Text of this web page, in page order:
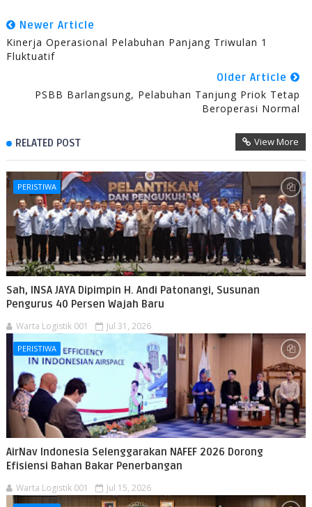
Newer Article
Kinerja Operasional Pelabuhan Panjang Triwulan 1
Fluktuatif
Older Article
PSBB Barlangsung, Pelabuhan Tanjung Priok Tetap
Beroperasi Normal
RELATED POST View More
PERISTIWA
Sah, INSA JAYA Dipimpin H. Andi Patonangi, Susunan
Pengurus 40 Persen Wajah Baru
Warta Logistik 001 Jul 31, 2026
PERISTIWA
AirNav Indonesia Selenggarakan NAFEF 2026 Dorong
Efisiensi Bahan Bakar Penerbangan
Warta Logistik 001 Jul 15, 2026